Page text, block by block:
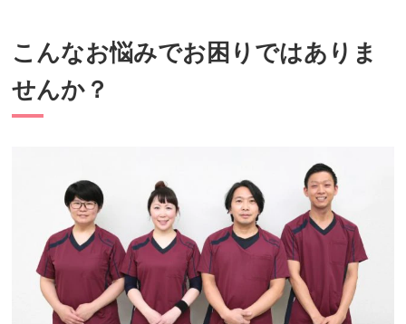
こんなお悩みでお困りではありま
せんか？